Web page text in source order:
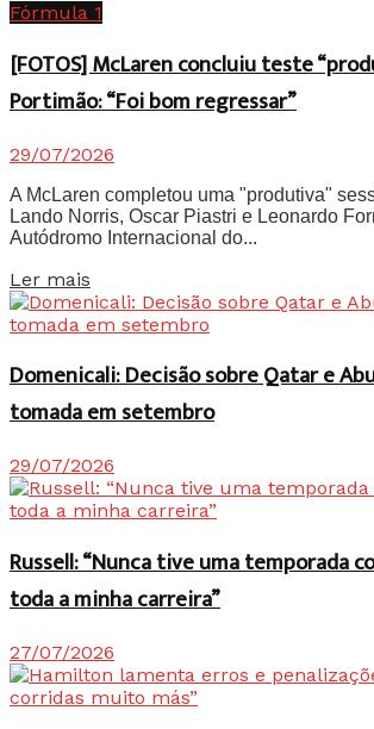
Fórmula 1
[FOTOS] McLaren concluiu teste
Portimão: “Foi bom regressar”
29/07/2026
A McLaren completou uma "produtiva"
Lando Norris, Oscar Piastri e Leonardo
Autódromo Internacional do...
Ler mais
Domenicali: Decisão sobre Qatar e
tomada em setembro
29/07/2026
Russell: “Nunca tive uma temporada
toda a minha carreira”
27/07/2026